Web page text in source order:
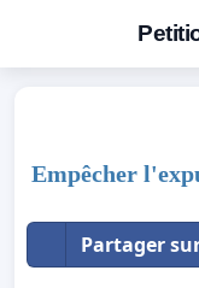
Empêcher
Partager